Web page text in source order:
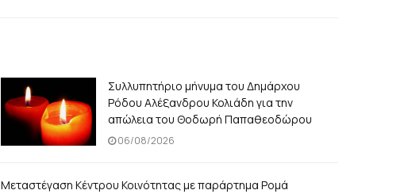
Συλλυπητήριο μήνυμα του Δημάρχου
Ρόδου Αλέξανδρου Κολιάδη για την
απώλεια του Θοδωρή Παπαθεοδώρου
06/08/2026
Μεταστέγαση Κέντρου Κοινότητας με παράρτημα Ρομά